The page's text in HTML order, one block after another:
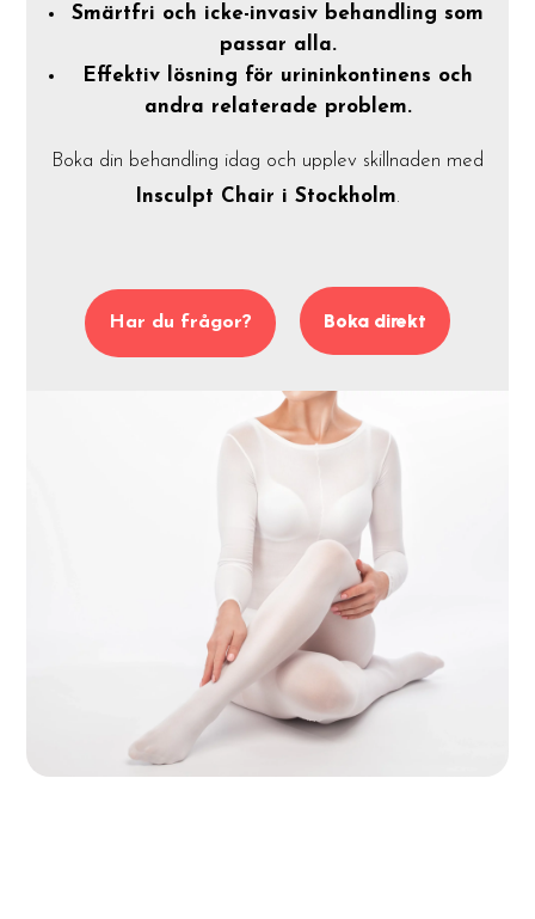
Smärtfri och icke-invasiv behandling som
passar alla.
Effektiv lösning för urininkontinens och
andra relaterade problem.
Boka din behandling idag och upplev skillnaden med
Insculpt Chair i Stockholm.
Har du frågor? Boka direkt